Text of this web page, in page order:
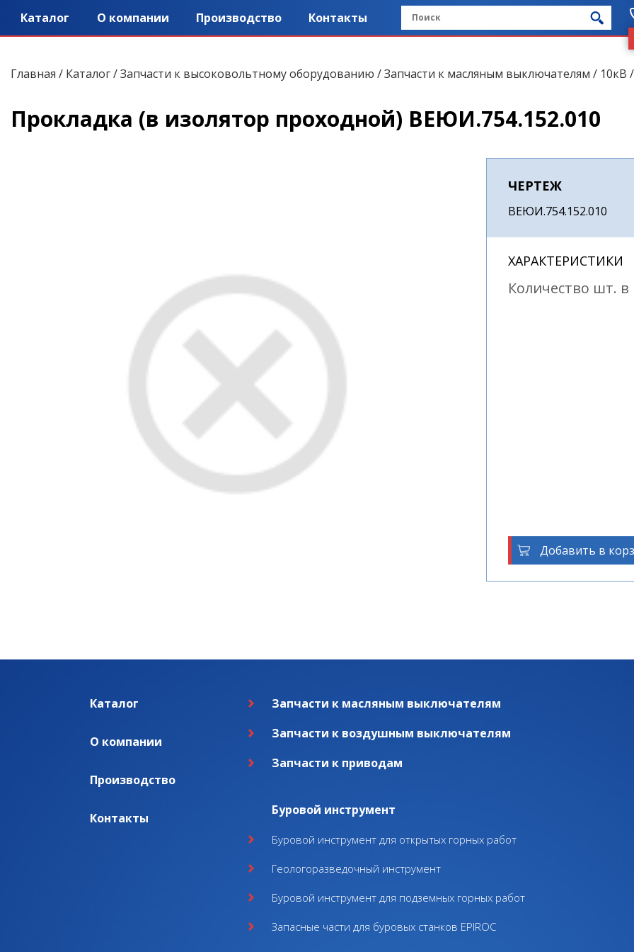
Каталог О компании Производство Контакты
Главная / Каталог/Запчасти к высоковольтному оборудованию /Запчасти к масляным выключателям / 10кВ
Прокладка (в изолятор проходной) ВЕЮИ.754.152.010
ЧЕРТЕЖ
ВЕЮИ.754.152.010
ХАРАКТЕРИСТИКИ
Количество шт. в
Добавить в
Каталог
О компании
Производство
Контакты
Запчасти к масляным выключателям
Запчасти к воздушным выключателям
Запчасти к приводам
Буровой инструмент
Буровой инструмент для открытых горных работ
Геологоразведочный инструмент
Буровой инструмент для подземных горных работ
Запасные части для буровых станков EPIROC